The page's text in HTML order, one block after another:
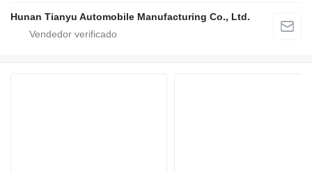
Hunan Tianyu Automobile Manufacturing Co., Ltd.